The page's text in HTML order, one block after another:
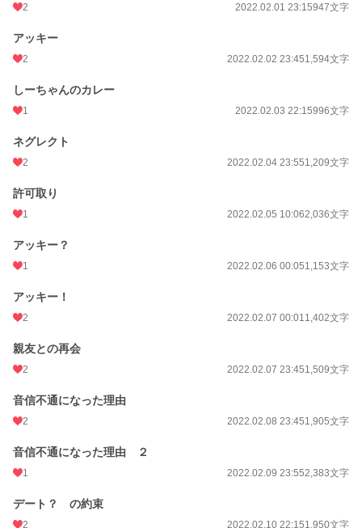
週間ポイント
月間ポイント
年間ポイント
累計ポイント
2 2022.02.01 23:15947文字
アッキー
2 2022.02.02 23:451,594文字
しーちゃんのカレー
1 2022.02.03 22:15996文字
ネグレクト
2 2022.02.04 23:551,209文字
許可取り
1 2022.02.05 10:062,036文字
アッキー？
1 2022.02.06 00:051,153文字
アッキー！
2 2022.02.07 00:011,402文字
親友との再会
2 2022.02.07 23:451,509文字
音信不通になった理由
2 2022.02.08 23:451,905文字
音信不通になった理由 ２
1 2022.02.09 23:552,383文字
デート？ の約束
2 2022.02.10 22:151,950文字